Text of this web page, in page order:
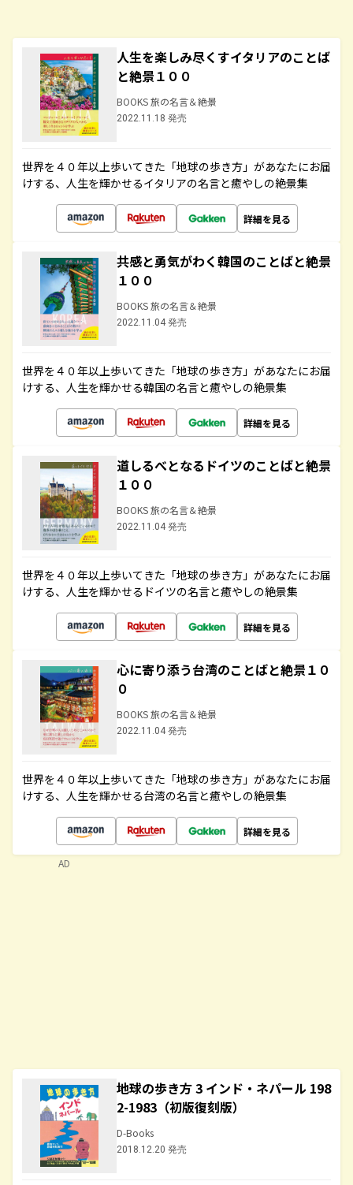
人生を楽しみ尽くすイタリアのことば
と絶景１００
BOOKS 旅の名言＆絶景
2022.11.18 発売
世界を４０年以上歩いてきた「地球の歩き方」があなたにお届
けする、人生を輝かせるイタリアの名言と癒やしの絶景集
詳細を見る
共感と勇気がわく韓国のことばと絶景
１００
BOOKS 旅の名言＆絶景
2022.11.04 発売
世界を４０年以上歩いてきた「地球の歩き方」があなたにお届
けする、人生を輝かせる韓国の名言と癒やしの絶景集
詳細を見る
道しるべとなるドイツのことばと絶景
１００
BOOKS 旅の名言＆絶景
2022.11.04 発売
世界を４０年以上歩いてきた「地球の歩き方」があなたにお届
けする、人生を輝かせるドイツの名言と癒やしの絶景集
詳細を見る
心に寄り添う台湾のことばと絶景１０
０
BOOKS 旅の名言＆絶景
2022.11.04 発売
世界を４０年以上歩いてきた「地球の歩き方」があなたにお届
けする、人生を輝かせる台湾の名言と癒やしの絶景集
詳細を見る
地球の歩き方 3 インド・ネパール 198
2-1983（初版復刻版）
D-Books
2018.12.20 発売
AD